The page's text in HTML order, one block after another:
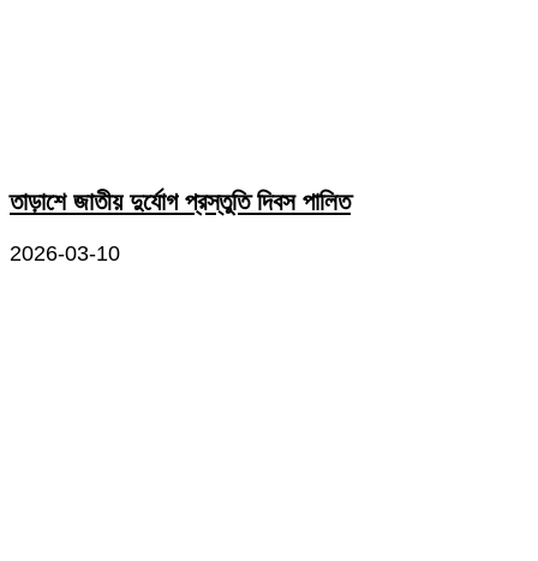
তাড়াশে জাতীয় দুর্যোগ প্রস্তুতি দিবস পালিত
2026-03-10